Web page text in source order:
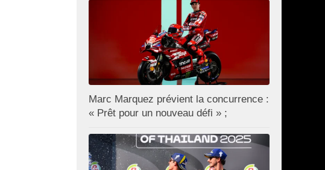
Marc Marquez prévient la concurrence :
« Prêt pour un nouveau défi » ;